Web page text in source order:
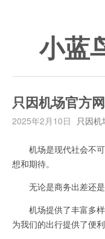
小蓝
只因机场官方
2025年2月10日 只因机
机场是现代社会不可
想和期待。
无论是商务出差还是
机场提供了丰富多样
为我们的出行提供了便利